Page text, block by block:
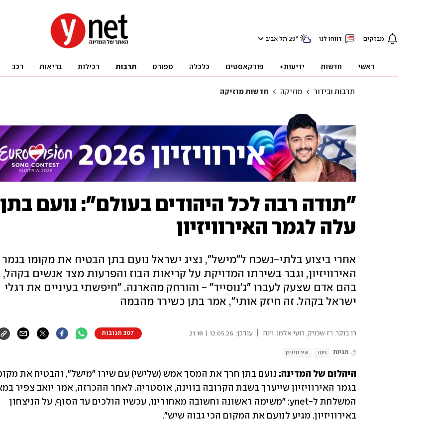
מבזקים דווחו לנו 29° תל אביב
ראשי חדשות ידיעות+ פודקאסטים כלכלה ספורט תרבות רכילות בריאות רכב
תרבות ובידור מוזיקה חדשות מוזיקה
"תודה רבה לכל היהודים בעולם": נועם בתן
עלה לגמר האירוויזיון
אחרי ביצוע בלתי-נשכח ל"מישל", נציג ישראל נועם בתן הבטיח את מקומו בגמר
האירוויזיון, וגבר בשירתו המדויקת על קריאות הבוז והפרעות מצד אנשים בקהל,
בהם אדם שצעק לעברו "ג'נוסייד" - והורחק מהארנה. "חיפשתי בעיניים את דגלי
ישראל בקהל. זה חיזק אותי", אמר בתן כשירד מהבמה
רן בוקר, רז שכניק רועי אלמן וינה עודכן: 12.05.26 | 21:18 307 תגובות
תגיות וינה אירוויזיון
היהלום של המדינה:
באירוויזיון. מגיע לנועם את המקום הכי גבוה שיש".